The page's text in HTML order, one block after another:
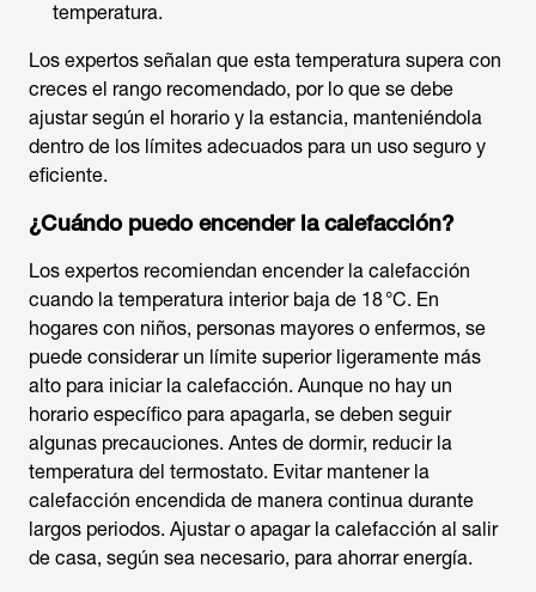
temperatura.
Los expertos señalan que esta temperatura supera con
creces el rango recomendado, por lo que se debe
ajustar según el horario y la estancia, manteniéndola
dentro de los límites adecuados para un uso seguro y
eficiente.
¿Cuándo puedo encender la calefacción?
Los expertos recomiendan encender la calefacción
cuando la temperatura interior baja de 18 °C. En
hogares con niños, personas mayores o enfermos, se
puede considerar un límite superior ligeramente más
alto para iniciar la calefacción. Aunque no hay un
horario específico para apagarla, se deben seguir
algunas precauciones. Antes de dormir, reducir la
temperatura del termostato. Evitar mantener la
calefacción encendida de manera continua durante
largos periodos. Ajustar o apagar la calefacción al salir
de casa, según sea necesario, para ahorrar energía.